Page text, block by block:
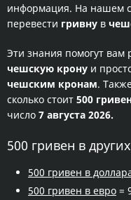
информация. На нашем
перевести гривну в
Эти знания помогут вам
чешскую крону и
чешским кронам.
сколько стоит 500
число 7 августа 2026.
500 гривен в
500 гривен в
500 гривен в евро =